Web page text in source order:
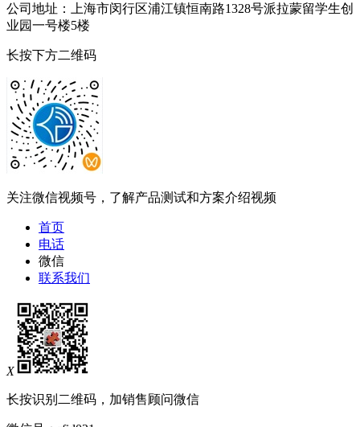
公司地址：上海市闵行区浦江镇恒南路1328号派拉蒙留学生创
业园一号楼5楼
长按下方二维码
关注微信视频号，了解产品测试和方案介绍视频
首页
电话
微信
联系我们
X
长按识别二维码，加销售顾问微信